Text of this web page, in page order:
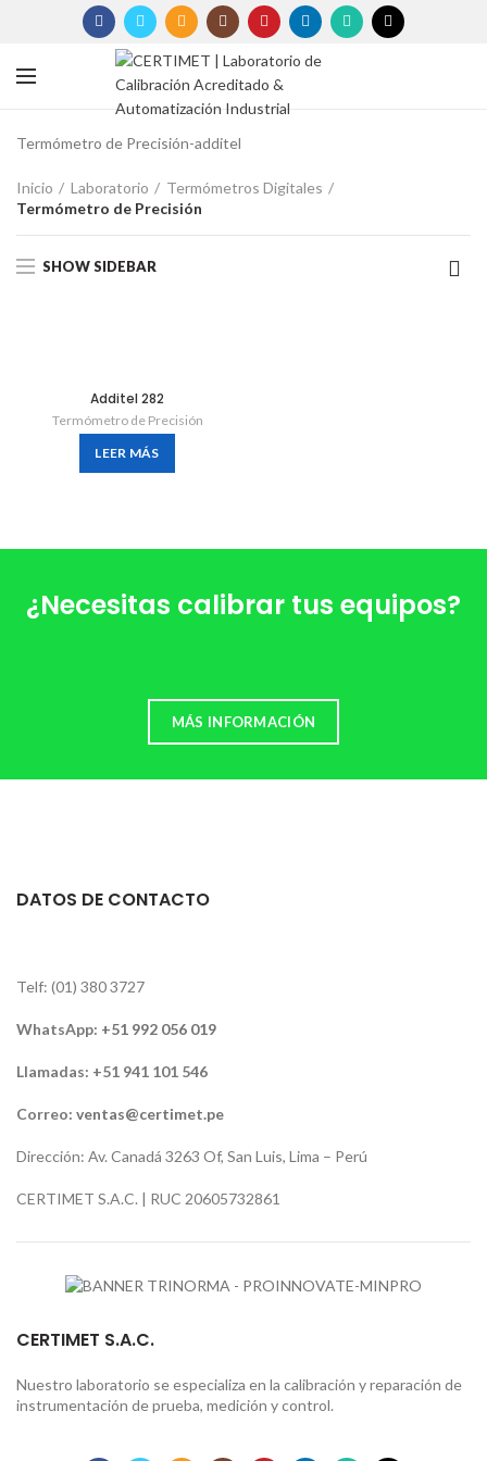
Termómetro de Precisión-additel
Inicio Laboratorio
Termómetros Digitales
Termómetro de Precisión
SHOW SIDEBAR
Additel 282
Termómetro de Precisión
LEER MÁS
¿Necesitas calibrar tus equipos?
MÁS INFORMACIÓN
DATOS DE CONTACTO
Telf: (01) 380 3727
WhatsApp: +51 992 056 019
Llamadas: +51 941 101 546
Correo: ventas@certimet.pe
Dirección: Av. Canadá 3263 Of, San Luis, Lima – Perú
CERTIMET S.A.C. | RUC 20605732861
CERTIMET S.A.C.
Nuestro laboratorio se especializa en la calibración y reparación de
instrumentación de prueba, medición y control.